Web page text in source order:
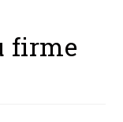
firme